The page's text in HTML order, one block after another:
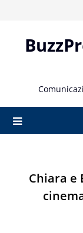
content
Chiara e